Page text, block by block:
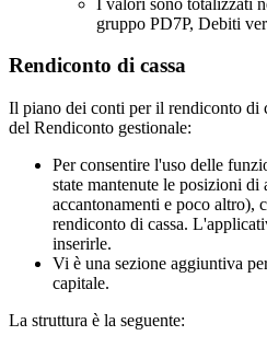
gruppo PD7P, Debiti
Rendiconto di cassa
Il piano dei conti per il rendiconto di
del Rendiconto gestionale:
Per consentire l'uso delle
state mantenute le posizioni
accantonamenti e poco altro),
rendiconto di cassa.
inserirle.
Vi è una sezione aggiuntiva
capitale.
La struttura è la seguente: